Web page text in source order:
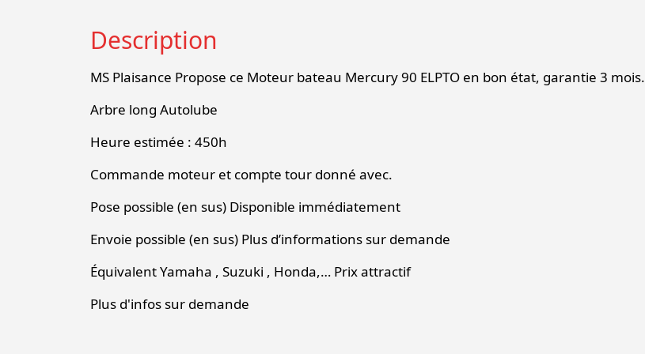
Description
MS Plaisance Propose ce Moteur bateau Mercury 90 ELPTO en bon état, garantie 3 mois.
Arbre long Autolube
Heure estimée : 450h
Commande moteur et compte tour donné avec.
Pose possible (en sus) Disponible immédiatement
Envoie possible (en sus) Plus d’informations sur demande
Équivalent Yamaha , Suzuki , Honda,… Prix attractif
Plus d'infos sur demande